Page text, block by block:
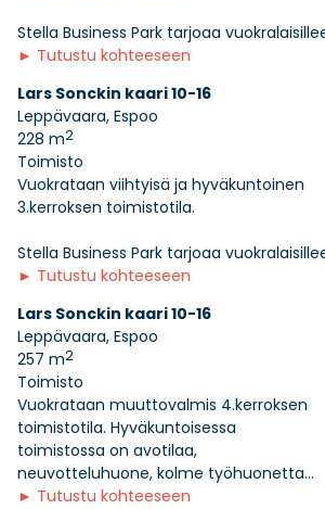
Stella Business Park tarjoaa
► Tutustu kohteeseen
Lars Sonckin kaari 10-16
Leppävaara, Espoo
228 m2
Toimisto
Vuokrataan viihtyisä ja hyväkuntoinen
3.kerroksen toimistotila.
Stella Business Park tarjoaa
► Tutustu kohteeseen
Lars Sonckin kaari 10-16
Leppävaara, Espoo
257 m2
Toimisto
Vuokrataan muuttovalmis 4.kerroksen
toimistotila. Hyväkuntoisessa
toimistossa on avotilaa,
neuvotteluhuone, kolme työhuonetta...
► Tutustu kohteeseen